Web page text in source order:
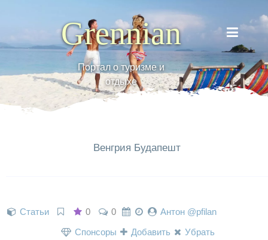
Grennian
Портал о туризме и
отдыхе
Венгрия Будапешт
Статьи 0 0
Антон @pfilan
Спонсоры
Добавить Убрать